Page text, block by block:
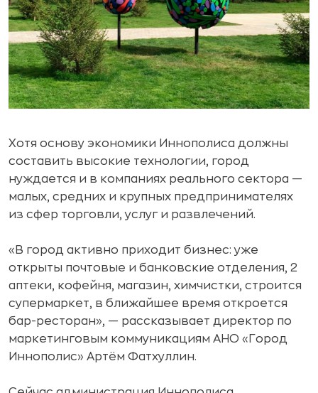
Хотя основу экономики Иннополиса должны
составить высокие технологии, город
нуждается и в компаниях реального сектора —
малых, средних и крупных предпринимателях
из сфер торговли, услуг и развлечений.
«В город активно приходит бизнес: уже
открыты почтовые и банковские отделения, 2
аптеки, кофейня, магазин, химчистки, строится
супермаркет, в ближайшее время откроется
бар-ресторан», — рассказывает директор по
маркетинговым коммуникациям АНО «Город
Иннополис» Артём Фатхуллин.